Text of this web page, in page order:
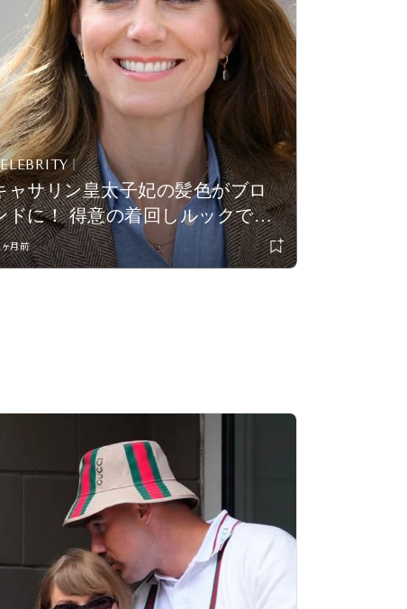
ャサリン皇太子妃の髪色がブロ
ドに！ 得意の着回しルックで礼
に出かけるところをキャッチさ
る
月前